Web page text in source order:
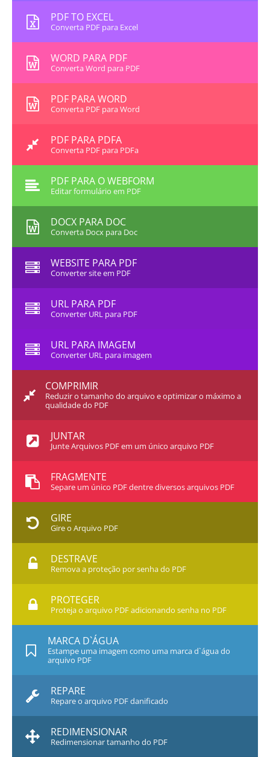
PDF TO EXCEL
Converta PDF para Excel
WORD PARA PDF
Converta Word para PDF
PDF PARA WORD
Converta PDF para Word
PDF PARA PDFA
Converta PDF para PDFa
PDF PARA O WEBFORM
Editar formulário em PDF
DOCX PARA DOC
Converta Docx para Doc
WEBSITE PARA PDF
Converter site em PDF
URL PARA PDF
Converter URL para PDF
URL PARA IMAGEM
Converter URL para imagem
COMPRIMIR
Reduzir o tamanho do arquivo e optimizar o máximo a
qualidade do PDF
JUNTAR
Junte Arquivos PDF em um único arquivo PDF
FRAGMENTE
Separe um único PDF dentre diversos arquivos PDF
GIRE
Gire o Arquivo PDF
DESTRAVE
Remova a proteção por senha do PDF
PROTEGER
Proteja o arquivo PDF adicionando senha no PDF
MARCA D`ÁGUA
Estampe uma imagem como uma marca d`água do
arquivo PDF
REPARE
Repare o arquivo PDF danificado
REDIMENSIONAR
Redimensionar tamanho do PDF